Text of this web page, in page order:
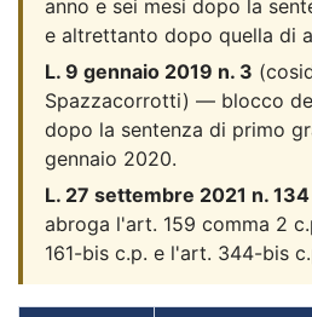
anno e sei mesi dopo la
e altrettanto dopo quella di
L. 9 gennaio 2019 n. 3
Spazzacorrotti) — blocco
dopo la sentenza di primo
gennaio 2020.
L. 27 settembre 2021 n. 134
abroga l'art. 159 comma 2
161-bis c.p. e l'art. 344-bis